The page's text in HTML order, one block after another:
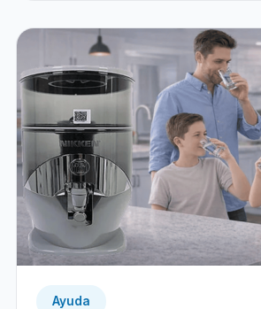
Ayuda